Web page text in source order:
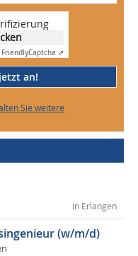
FriendlyCaptcha ⇗
an!
Sie weitere
in Erlangen
(w/m/d)